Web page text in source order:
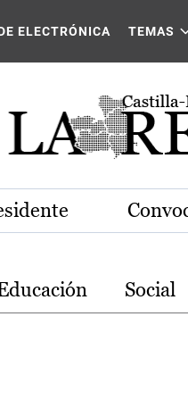
La
ELECTRÓNICA TEMAS
Social